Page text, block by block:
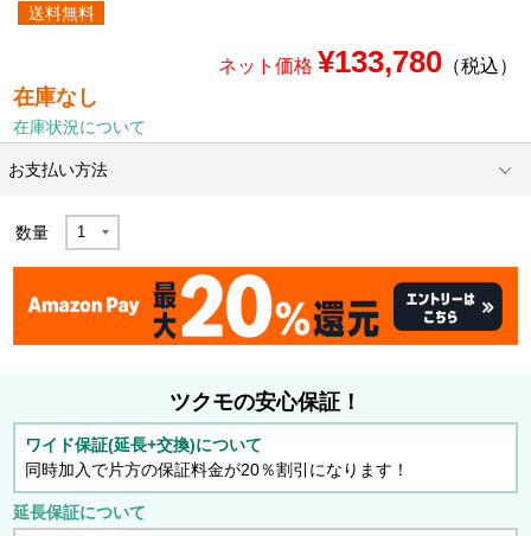
送料無料
ネット価格 ¥133,780（税込）
在庫なし
在庫状況について
お支払い方法
数量
ツクモの安心保証！
ワイド保証(延長+交換)について
同時加入で片方の保証料金が20％割引になります！
延長保証について